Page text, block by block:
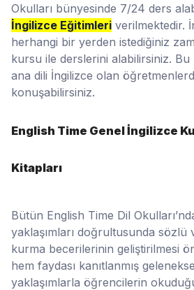
Okulları bünyesinde 7/24 ders
İngilizce Eğitimleri verilmektedir.
herhangi bir yerden istediğiniz
kursu ile derslerini alabilirsiniz.
ana dili İngilizce olan
konuşabilirsiniz.
English Time Genel İngilizce
Kitapları
Bütün English Time Dil
yaklaşımları doğrultusunda sözlü
kurma becerilerinin geliştirilmesi
hem faydası kanıtlanmış
yaklaşımlarla öğrencilerin